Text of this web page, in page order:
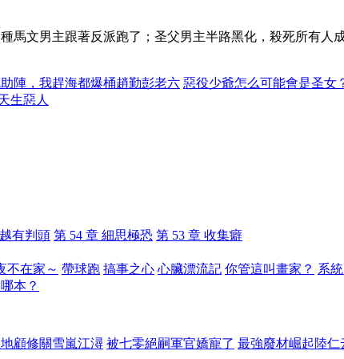
文男主跟著反派跑了；圣父男主半路黑化，殺死所有人
陣，我趕海都爆桶趙勤彭老六 惡役少爺怎么可能會是圣女
生惡人
有判頭 第 54 章 細思極恐 第 53 章 收集癖
不在家～ 帶球跑 搞事之心 心臟漂流記 你管這叫畫家？ 系
本？
顧修關雪嵐江潯 被七零絕嗣軍官嬌寵了 最強廢材崛起陸仁